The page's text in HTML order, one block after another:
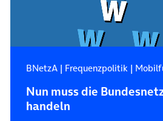
BNetzA| Frequenzpolitik|
Nun muss die
handeln